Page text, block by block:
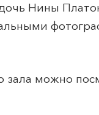
Нины
зала можно